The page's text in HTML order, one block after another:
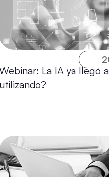
La IA ya llegó